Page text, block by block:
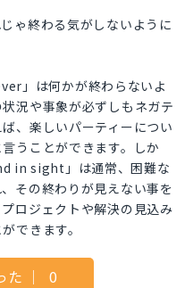
ゃ終わる気がしないように
」は何かが終わらないよ
況や事象が必ずしもネガテ
、楽しいパーティーについ
うことができます。しか
in sight」は通常、困難な
その終わりが見えない事を
ロジェクトや解決の見込み
できます。
た ｜ 0